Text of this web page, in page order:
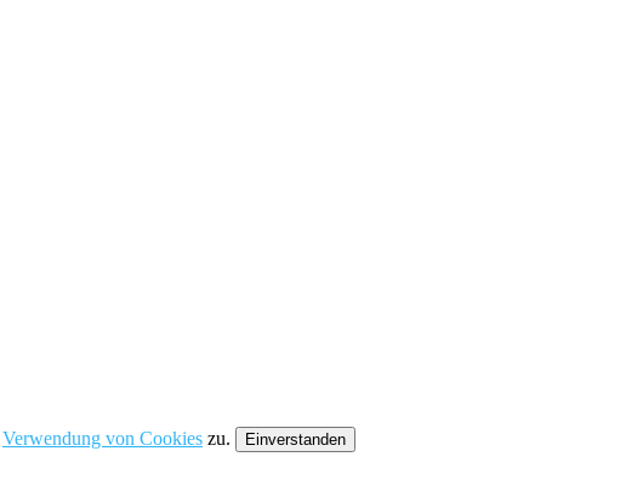
Verwendung von Cookies zu. Einverstanden